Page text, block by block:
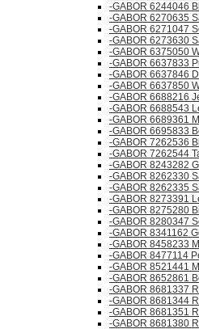
-GABOR 6244046
-GABOR 6270635
-GABOR 6271047
-GABOR 6273630
-GABOR 6375050
-GABOR 6637833
-GABOR 6637846
-GABOR 6637850
-GABOR 6688216
-GABOR 6688543
-GABOR 6689361
-GABOR 6695833
-GABOR 7262536
-GABOR 7262544
-GABOR 8243282
-GABOR 8262330
-GABOR 8262335
-GABOR 8273391
-GABOR 8275280
-GABOR 8280347
-GABOR 8341162
-GABOR 8458233
-GABOR 8477114
-GABOR 8521441
-GABOR 8652861
-GABOR 8681337
-GABOR 8681344
-GABOR 8681351
-GABOR 8681380